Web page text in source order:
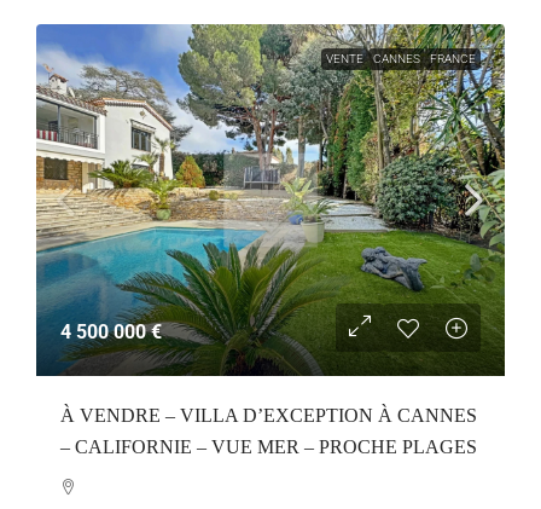
VENTE CANNES FRANCE
4 500 000 €
À VENDRE – VILLA D’EXCEPTION À CANNES
– CALIFORNIE – VUE MER – PROCHE PLAGES